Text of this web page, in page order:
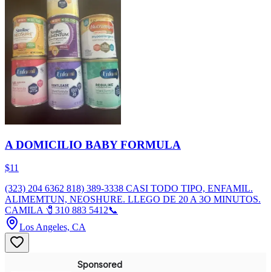
A DOMICILIO BABY FORMULA
$11
(323) 204 6362 818) 389-3338 CASI TODO TIPO, ENFAMIL.
ALIMEMTUN, NEOSHURE. LLEGO DE 20 A 3O MINUTOS.
CAMILA 🧷310 883 5412📞
Los Angeles, CA